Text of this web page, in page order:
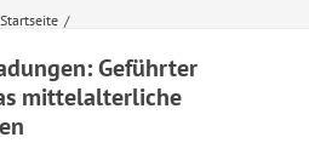
Startseite /
Geführter
mittelalterliche